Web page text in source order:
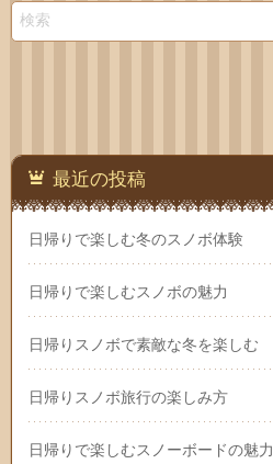
最近の投稿
日帰りで楽しむ冬のスノボ体験
日帰りで楽しむスノボの魅力
日帰りスノボで素敵な冬を楽しむ
日帰りスノボ旅行の楽しみ方
日帰りで楽しむスノーボードの魅力